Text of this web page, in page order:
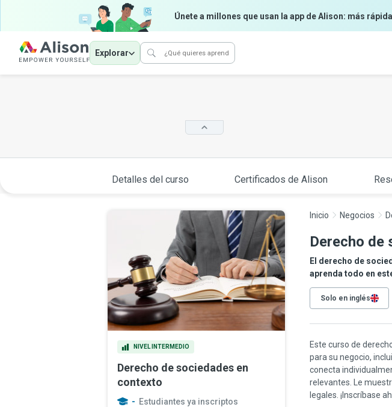
Únete a millones que usan la app de Alison: más
Explorar
Detalles del curso Certificados de Alison
NIVEL INTERMEDIO
Derecho de sociedades en
contexto
- Estudiantes ya inscriptos
Inicio Negocios
Derecho de
El derecho de
aprenda todo en
Solo en inglés
Este curso de
para su negocio,
conecta
relevantes. Le
legales. ¡Inscríbase